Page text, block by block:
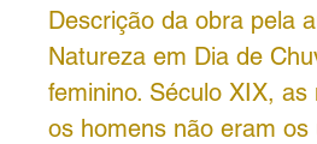
Descrição da obra pela
Natureza em Dia de
feminino. Século XIX,
os homens não eram